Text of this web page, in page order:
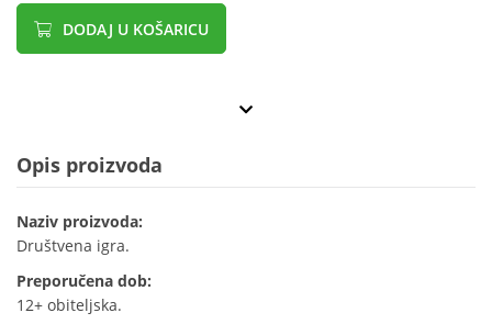
DODAJ U KOŠARICU
Opis proizvoda
Naziv proizvoda:
Društvena igra.
Preporučena dob:
12+ obiteljska.